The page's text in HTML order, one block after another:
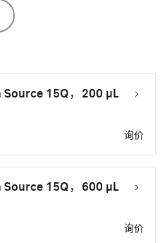
Source 15Q，200 µL
询价
Source 15Q，600 µL
询价